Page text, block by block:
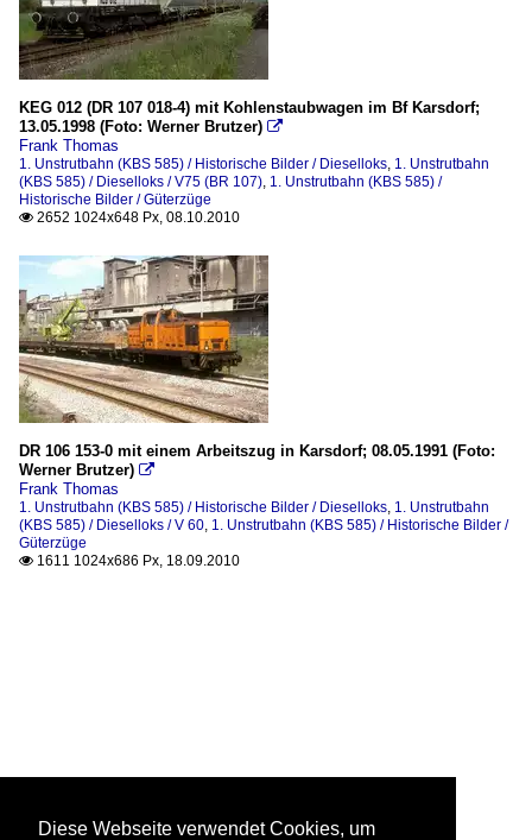
KEG 012 (DR 107 018-4) mit Kohlenstaubwagen im Bf Karsdorf;
13.05.1998 (Foto: Werner Brutzer) 
Frank Thomas
1. Unstrutbahn (KBS 585) / Historische Bilder / Dieselloks, 1. Unstrutbahn
(KBS 585) / Dieselloks / V75 (BR 107), 1. Unstrutbahn (KBS 585) /
Historische Bilder / Güterzüge
 2652 1024x648 Px, 08.10.2010
DR 106 153-0 mit einem Arbeitszug in Karsdorf; 08.05.1991 (Foto:
Werner Brutzer) 
Frank Thomas
1. Unstrutbahn (KBS 585) / Historische Bilder / Dieselloks, 1. Unstrutbahn
(KBS 585) / Dieselloks / V 60, 1. Unstrutbahn (KBS 585) / Historische Bilder /
Güterzüge
 1611 1024x686 Px, 18.09.2010
Diese Webseite verwendet Cookies, um